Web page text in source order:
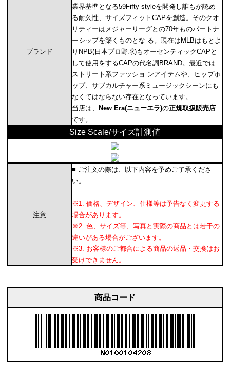
ブランド
業界基準となる59Fifty styleを開発し誰もが認め
る耐久性、サイズフィットCAPを創造。そのクオ
リティーはメジャーリーグとの70年ものパートナ
ーシップを築くものとな る。現在はMLBはもとよ
りNPB(日本プロ野球)もオーセンティックCAPと
して使用をするCAPの代名詞BRAND。最近では
ストリート系ファッショ ンアイテムや、ヒップホ
ップ、サブカルチャー系ミュージックシーンにも
なくてはならない存在となっています。
当店は、
New Era(ニューエラ)の正規取扱販売店
です。
Size Scale/サイズ計測値
注意
■ ご注文の際は、以下内容を予めご了承くださ
い。
※1. 価格、デザイン、仕様等は予告なく変更する
場合があります。
※2. 色、サイズ等、写真と実際の商品とは若干の
違いがある場合がございます。
※3. お客様のご都合による商品の返品・交換はお
受けできません。
商品コード